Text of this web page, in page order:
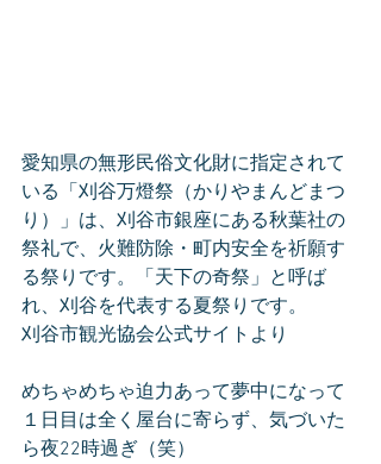
愛知県の無形民俗文化財に指定されて
いる「刈谷万燈祭（かりやまんどまつ
り）」は、刈谷市銀座にある秋葉社の
祭礼で、火難防除・町内安全を祈願す
る祭りです。「天下の奇祭」と呼ば
れ、刈谷を代表する夏祭りです。
刈谷市観光協会公式サイトより
めちゃめちゃ迫力あって夢中になって
１日目は全く屋台に寄らず、気づいた
ら夜22時過ぎ（笑）